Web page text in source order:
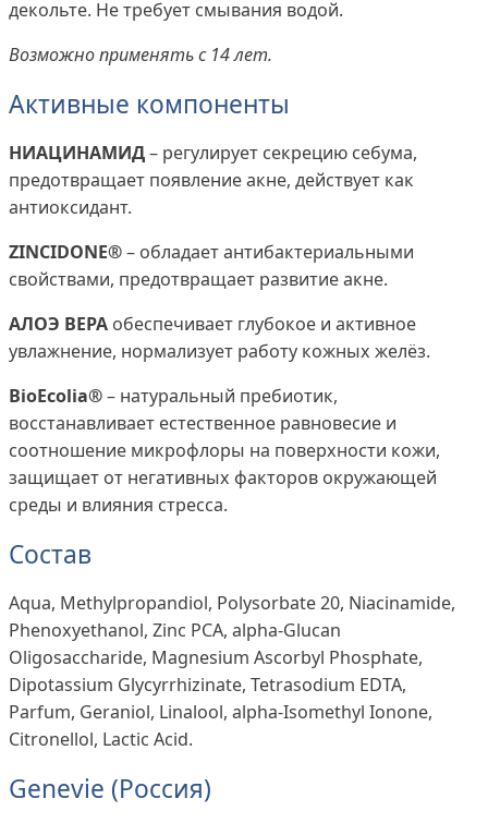
декольте. Не требует смывания водой.
Возможно применять с 14 лет.
Активные компоненты
НИАЦИНАМИД– регулирует секрецию себума,
предотвращает появление акне, действует как
антиоксидант.
ZINCIDONE®– обладает антибактериальными
свойствами, предотвращает развитие акне.
АЛОЭ ВЕРА обеспечивает глубокое и активное
увлажнение, нормализует работу кожных желёз.
BioEcolia®– натуральный пребиотик,
восстанавливает естественное равновесие и
соотношение микрофлоры на поверхности кожи,
защищает от негативных факторов окружающей
среды и влияния стресса.
Состав
Aqua, Methylpropandiol, Polysorbate 20, Niacinamide,
Phenoxyethanol, Zinc РСА, alpha-Glucan
Oligosaccharide, Magnesium Ascorbyl Phosphate,
Dipotassium Glycyrrhizinate, Tetrasodium EDTA,
Parfum, Geraniol, Linalool, alpha-Isomethyl Ionone,
Citronellol, Lactic Acid.
Genevie (Россия)